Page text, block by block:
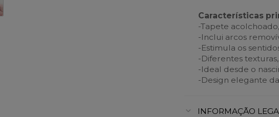
Características
-Tapete
-Inclui arcos
-Estimula os
-Diferentes
-Ideal desde o
-Design elegante
INFORMAÇÃO